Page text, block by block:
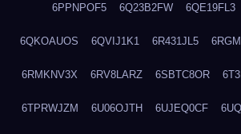
6PPNPOF5 6Q23B2FW 6QE19FL3
6QKOAUOS 6QVIJ1K1 6R431JL5
6RMKNV3X 6RV8LARZ 6SBTC8OR
6TPRWJZM 6U06OJTH 6UJEQ0CF